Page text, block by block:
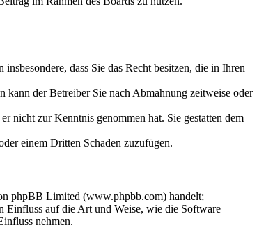
dass Sie das Recht besitzen, die in Ihren
kann der Betreiber Sie nach Abmahnung zeitweise oder
nicht zur Kenntnis genommen hat. Sie gestatten dem
einem Dritten Schaden zuzufügen.
phpBB Limited (www.phpbb.com) handelt;
Einfluss auf die Art und Weise, wie die Software
nehmen.